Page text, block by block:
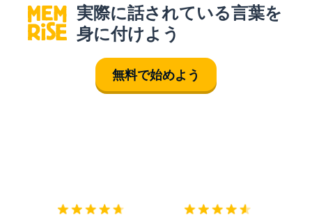
実際に話されている言葉を
身に付けよう
無料で始めよう